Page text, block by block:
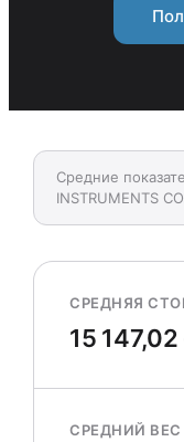
Средние
INSTRUMENTS
СРЕДНЯЯ
15
СРЕДНИЙ